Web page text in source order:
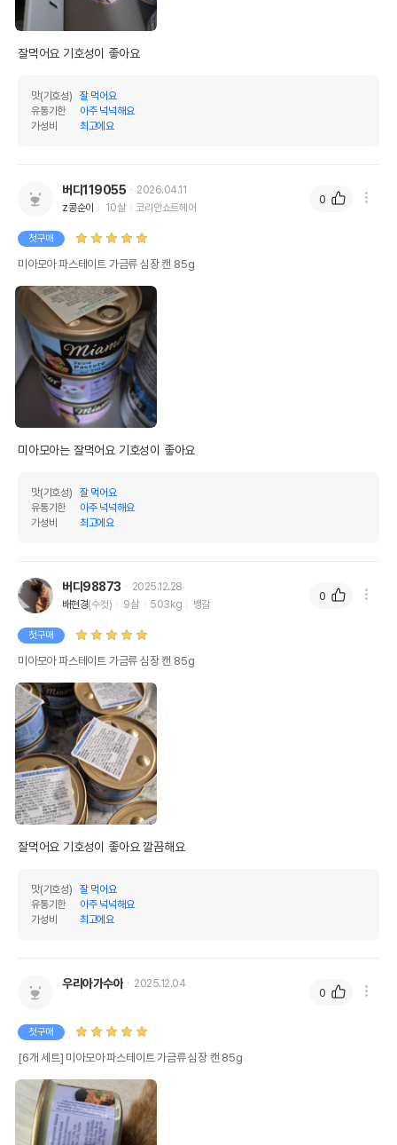
잘먹어요 기호성이 좋아요
맛(기호성)
잘 먹어요
유통기한
아주 넉넉해요
가성비
최고에요
버디119055
2026.04.11
z콩순이
10살 코리안쇼트헤어
첫구매
미아모아 파스테이트 가금류 심장 캔 85g
미아모아는 잘먹어요 기호성이 좋아요
맛(기호성)
잘 먹어요
유통기한
아주 넉넉해요
가성비
최고에요
0
버디98873
2025.12.28
배현경(수컷) 9살 503kg 뱅갈
첫구매
미아모아 파스테이트 가금류 심장 캔 85g
잘먹어요 기호성이 좋아요 깔끔해요
맛(기호성)
잘 먹어요
유통기한
아주 넉넉해요
가성비
최고에요
0
우리아가수아 2025.12.04
첫구매
[6개 세트] 미아모아 파스테이트 가금류 심장 캔 85g
0